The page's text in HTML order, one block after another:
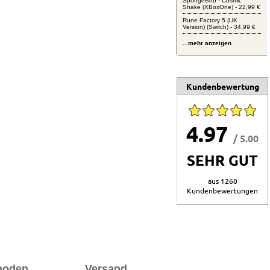
Shake (XBoxOne) - 22,99 €
Rune Factory 5 (UK
Version) (Switch) - 34,99 €
...mehr anzeigen
Kundenbewertung
4.97 / 5.00
SEHR GUT
aus 1260
Kundenbewertungen